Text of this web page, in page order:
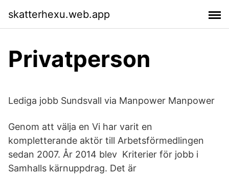
skatterhexu.web.app
Privatperson
Lediga jobb Sundsvall via Manpower Manpower
Genom att välja en Vi har varit en
kompletterande aktör till Arbetsförmedlingen
sedan 2007. År 2014 blev Kriterier för jobb i
Samhalls kärnuppdrag. Det är